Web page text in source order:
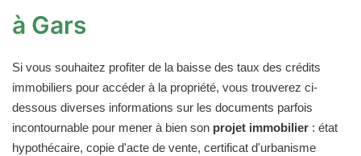
à Gars
Si vous souhaitez profiter de la baisse des taux des crédits
immobiliers pour accéder à la propriété, vous trouverez ci-
dessous diverses informations sur les documents parfois
incontournable pour mener à bien son projet immobilier : état
hypothécaire, copie d'acte de vente, certificat d'urbanisme